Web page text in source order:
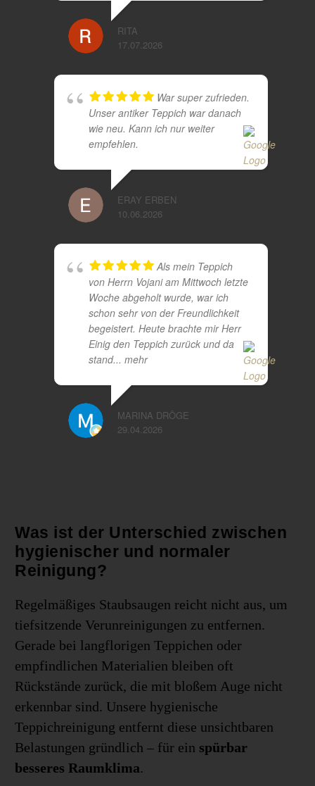
RITA
17.07.2026
War super zufrieden.
Unser antiker Teppich war danach
wie neu. Kann ich nur weiter
empfehlen.
ERAY ERBEN
10.06.2026
Als mein Teppich
von Herrn Vojani am Mittwoch letzte
Woche abgeholt wurde, war ich
schon sehr von der Freundlichkeit
begeistert. Heute brachte mir Herr
Einig den Teppich zurück und da
stand... mehr
MARINA DRÖGE
29.04.2026
Was ist der Unterschied zwischen
hygienischer und normaler
Reinigung?
Regelmäßiges Staubsaugen reicht nicht aus, um
tiefsitzende Verunreinigungen zu entfernen.
Gerade bei langflorigen Teppichen oder
empfindlichen Materialien bleiben oft
Rückstände zurück, die mit bloßem Auge nicht
erkennbar sind. Unsere hygienische
Teppichreinigung entfernt diese unsichtbaren
Belastungen gründlich – für ein spürbar
besseres Raumklima.